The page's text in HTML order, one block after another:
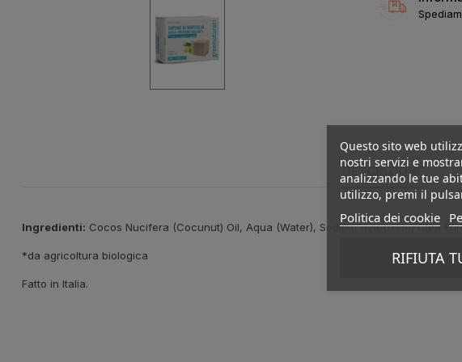
DESCRIZIONE
Ingredienti: Cocos Nucifera (Cocunut) Oil, Aqua (Water), Sodium Hydroxide, Olea
*da agricoltura biologica
Fatto in Italia.
Questo sito web
nostri servizi e
analizzando le tue
utilizzo, premi il
Politica dei cookie
RIFIUTA